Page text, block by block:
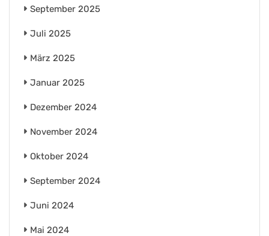
September 2025
Juli 2025
März 2025
Januar 2025
Dezember 2024
November 2024
Oktober 2024
September 2024
Juni 2024
Mai 2024